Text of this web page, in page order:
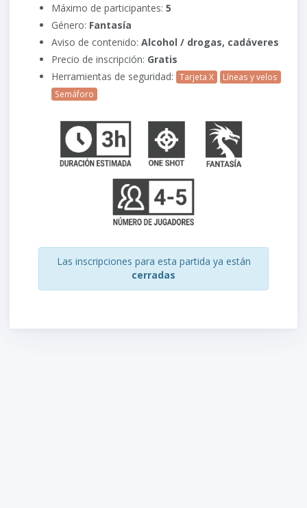
Máximo de participantes: 5
Género: Fantasía
Aviso de contenido: Alcohol / drogas, cadáveres
Precio de inscripción: Gratis
Herramientas de seguridad:
Tarjeta X
Líneas y velos
Semáforo
Las inscripciones para esta partida ya están
cerradas